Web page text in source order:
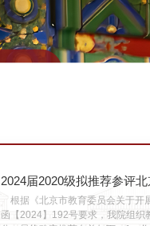
2024届2020级拟推荐参评
根据《北京市教育委员会关于开
函【2024】192号要求，我院组织